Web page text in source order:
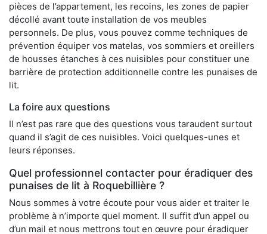
pièces de l’appartement, les recoins, les zones de papier
décollé avant toute installation de vos meubles
personnels. De plus, vous pouvez comme techniques de
prévention équiper vos matelas, vos sommiers et oreillers
de housses étanches à ces nuisibles pour constituer une
barrière de protection additionnelle contre les punaises de
lit.
La foire aux questions
Il n’est pas rare que des questions vous taraudent surtout
quand il s’agit de ces nuisibles. Voici quelques-unes et
leurs réponses.
Quel professionnel contacter pour éradiquer des
punaises de lit à Roquebillière ?
Nous sommes à votre écoute pour vous aider et traiter le
problème à n’importe quel moment. Il suffit d’un appel ou
d’un mail et nous mettrons tout en œuvre pour éradiquer